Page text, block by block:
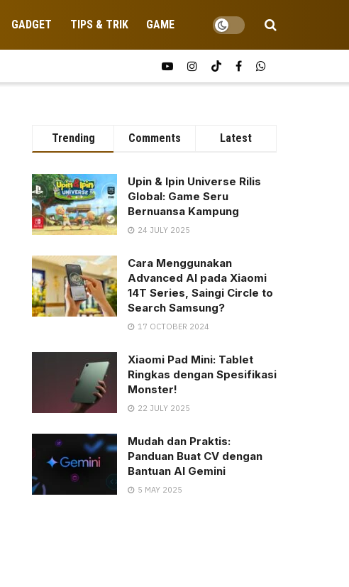
GADGET TIPS & TRIK GAME
Trending Comments Latest
Upin & Ipin Universe Rilis
Global: Game Seru
Bernuansa Kampung
24 JULY 2025
Cara Menggunakan
Advanced AI pada Xiaomi
14T Series, Saingi Circle to
Search Samsung?
17 OCTOBER 2024
Xiaomi Pad Mini: Tablet
Ringkas dengan Spesifikasi
Monster!
22 JULY 2025
Mudah dan Praktis:
Panduan Buat CV dengan
Bantuan AI Gemini
5 MAY 2025